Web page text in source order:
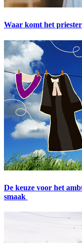
Waar komt het
De keuze voor het
smaak